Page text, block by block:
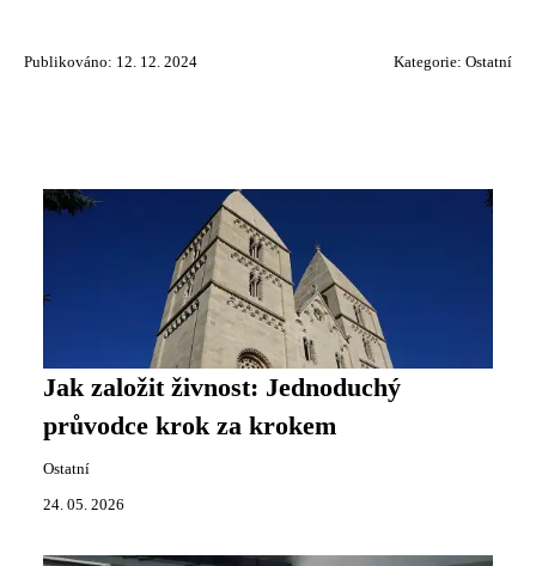
Publikováno: 12. 12. 2024 Kategorie: Ostatní
Jak založit živnost: Jednoduchý
průvodce krok za krokem
Ostatní
24. 05. 2026